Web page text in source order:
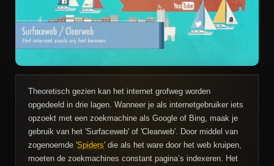
Theoretisch gezien kan het internet grofweg worden
opgedeeld in drie lagen. Wanneer je als internetgebruiker iets
opzoekt met een zoekmachine als Google of Bing, maak je
gebruik van het 'Surfaceweb' of 'Clearweb'. Door middel van
zogenoemde 'Spiders' die als het ware door het web kruipen,
moeten de zoekmachines constant pagina’s indexeren. Het